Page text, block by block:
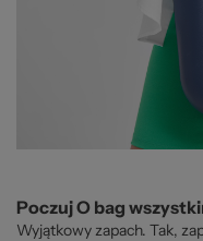
Poczuj O bag
Wyjątkowy zapach. Tak,